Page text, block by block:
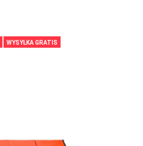
WYSYŁKA GRATIS